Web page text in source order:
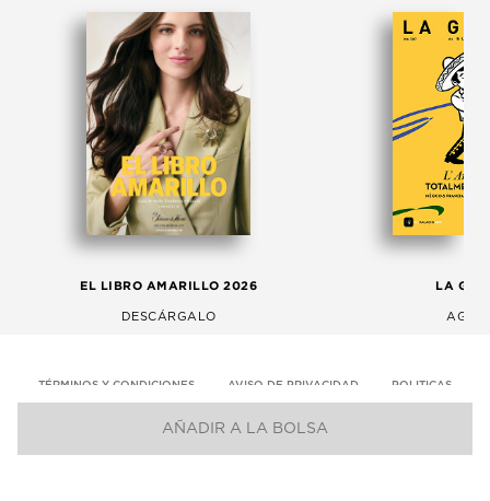
AÑADIR A LA BOLSA
EL LIBRO AMARILLO 2026
DESCÁRGALO
LA
TÉRMINOS Y CONDICIONES AVISO DE PRIVACIDAD POLITICAS